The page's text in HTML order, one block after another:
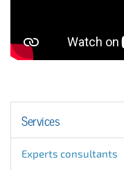
Services
Experts consultants